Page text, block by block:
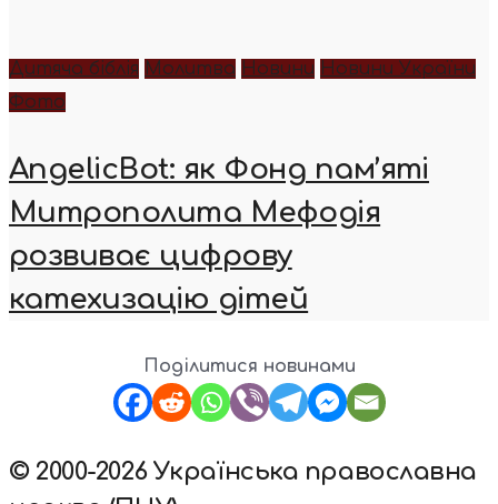
Дитяча біблія Молитва Новини Новини України
Фото
AngelicBot: як Фонд пам’яті
Митрополита Мефодія
розвиває цифрову
катехизацію дітей
Поділитися новинами
© 2000-2026 Українська православна